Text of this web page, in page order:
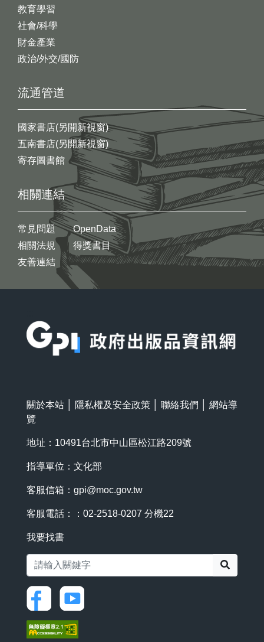
教育學習
社會/科學
財金產業
政治/外交/國防
流通管道
國家書店(另開新視窗)
五南書店(另開新視窗)
寄存圖書館
相關連結
常見問題
相關法規
友善連結
OpenData
得獎書目
關於本站 隱私權及安全政策 聯絡我們
網站導
覽
地址：10491台北市中山區松江路209號
指導單位：文化部
客服信箱： gpi@moc.gov.tw
客服電話：：02-2518-0207 分機22
我要找書